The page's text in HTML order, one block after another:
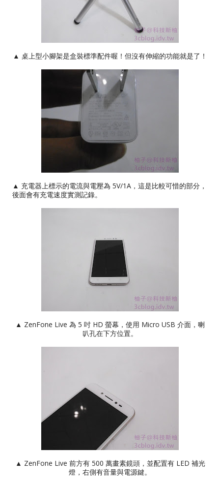
▲ 桌上型小腳架是盒裝標準配件喔！但沒有伸縮的功能就是了！
▲ 充電器上標示的電流與電壓為 5V/1A，這是比較可惜的部分，
後面會有充電速度實測記錄。
▲ ZenFone Live 為 5 吋 HD 螢幕，使用 Micro USB 介面，喇
叭孔在下方位置。
▲ ZenFone Live 前方有 500 萬畫素鏡頭，並配置有 LED 補光
燈，右側有音量與電源鍵。